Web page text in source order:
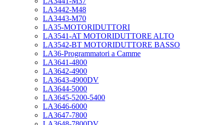
LA3442-M48
LA3443-M70
LA35-MOTORIDUTTORI
LA3541-AT MOTORIDUTTORE ALTO
LA3542-BT MOTORIDUTTORE BASSO
LA36-Programmatori a Camme
LA3641-4800
LA3642-4900
LA3643-4900DV
LA3644-5000
LA3645-5200-5400
LA3646-6000
LA3647-7800